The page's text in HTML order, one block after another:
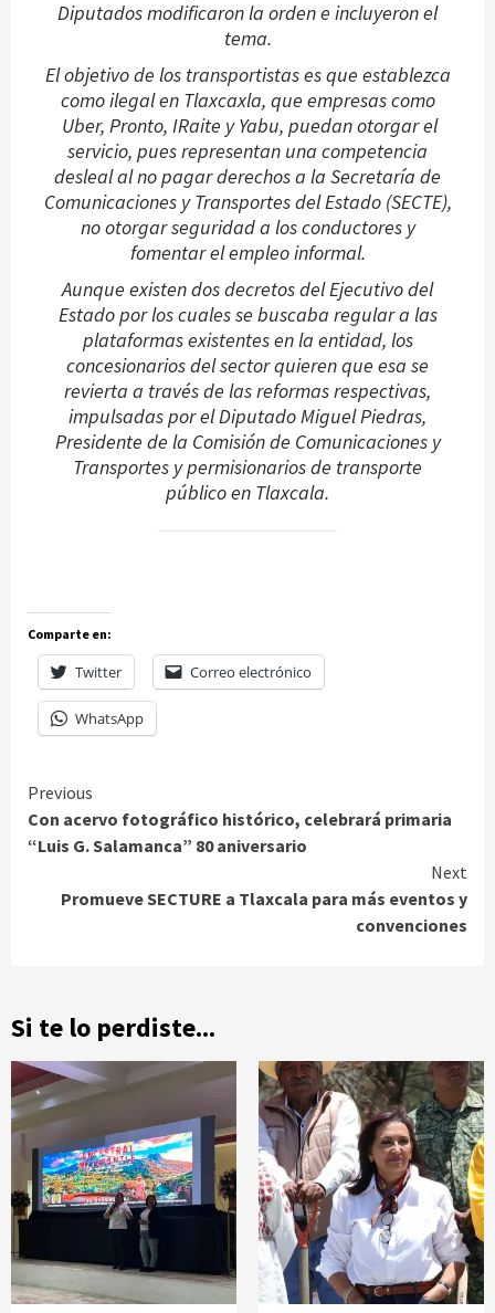
Diputados modificaron la orden e incluyeron el
tema.
El objetivo de los transportistas es que establezca
como ilegal en Tlaxcaxla, que empresas como
Uber, Pronto, IRaite y Yabu, puedan otorgar el
servicio, pues representan una competencia
desleal al no pagar derechos a la Secretaría de
Comunicaciones y Transportes del Estado (SECTE),
no otorgar seguridad a los conductores y
fomentar el empleo informal.
Aunque existen dos decretos del Ejecutivo del
Estado por los cuales se buscaba regular a las
plataformas existentes en la entidad, los
concesionarios del sector quieren que esa se
revierta a través de las reformas respectivas,
impulsadas por el Diputado Miguel Piedras,
Presidente de la Comisión de Comunicaciones y
Transportes y permisionarios de transporte
público en Tlaxcala.
Comparte en:
Twitter Correo electrónico
WhatsApp
Continue
Reading
Previous
Con acervo fotográfico histórico, celebrará primaria
“Luis G. Salamanca” 80 aniversario
Next
Promueve SECTURE a Tlaxcala para más eventos y
convenciones
Si te lo perdiste...